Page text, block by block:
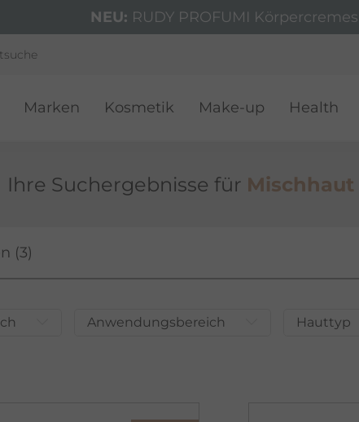
NEU: RUDY PROFUMI Körpercremes
Marken Kosmetik Make-up Health
Ihre Such­ergeb­nisse für Mischhaut
(3)
Anwendungsbereich Hauttyp